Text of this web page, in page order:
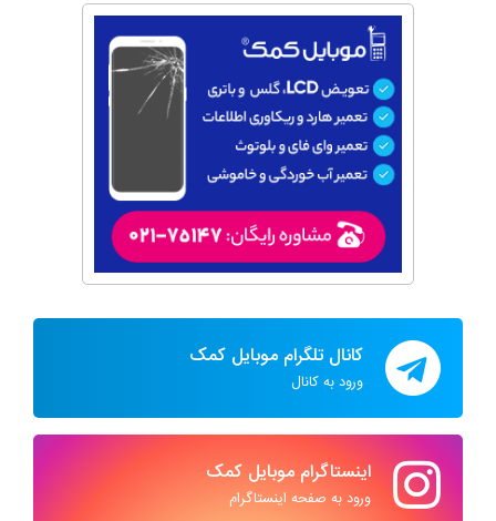
کانال تلگرام موبایل کمک
ورود به کانال
اینستاگرام موبایل کمک
ورود به صفحه اینستاگرام